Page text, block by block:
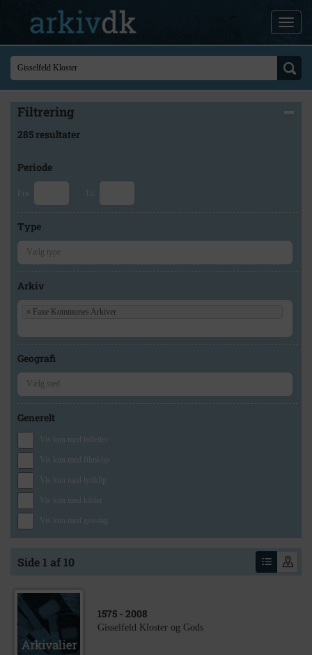
Filtrering
285 resultater
Periode
Fra Til
Type
Arkiv
× Faxe Kommunes Arkiver
Geografi
Generelt
Vis kun med billeder
Vis kun med filmklip
Vis kun med lydklip
Vis kun med kilder
Vis kun med geo-tag
Side 1 af 10
1575 - 2008
Gisselfeld Kloster og Gods